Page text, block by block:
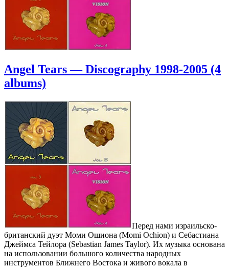
(2007)
(2
CD)
Angel Tears — Discography 1998-2005 (4
albums)
Перед нами израильско-
британский дуэт Моми Ошиона (Momi Ochion) и Себастиана
Джеймса Тейлора (Sebastian James Taylor). Их музыка основана
на использовании большого количества народных
инструментов Ближнего Востока и живого вокала в